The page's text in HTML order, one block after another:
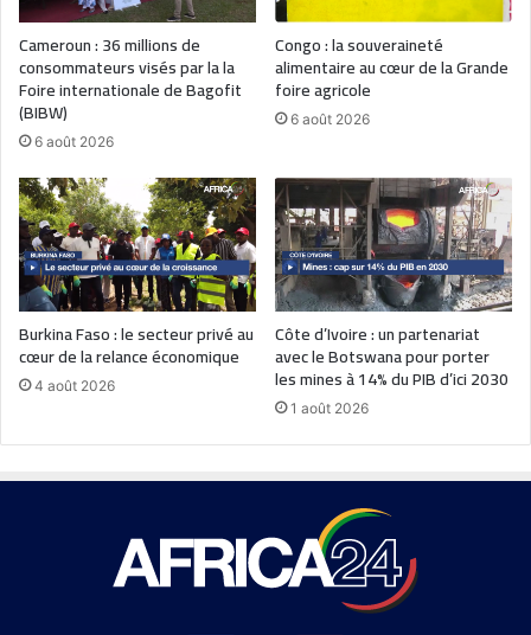
Cameroun : 36 millions de
consommateurs visés par la la
Foire internationale de Bagofit
(BIBW)
6 août 2026
Congo : la souveraineté
alimentaire au cœur de la Grande
foire agricole
6 août 2026
Burkina Faso : le secteur privé au
cœur de la relance économique
4 août 2026
Côte d’Ivoire : un partenariat
avec le Botswana pour porter
les mines à 14% du PIB d’ici 2030
1 août 2026